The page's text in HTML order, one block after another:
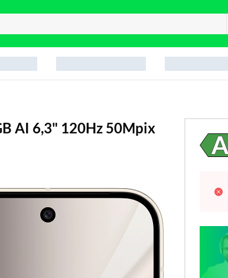
AI 6,3" 120Hz 50Mpix